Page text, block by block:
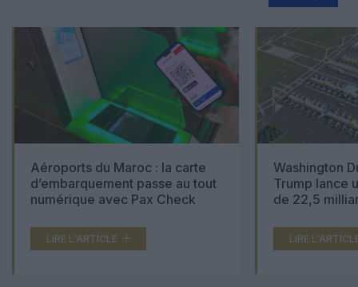
Aéroports du Maroc : la carte
d’embarquement passe au tout
numérique avec Pax Check
LIRE L'ARTICLE
Washington
Trump lance
de 22,5
LIRE